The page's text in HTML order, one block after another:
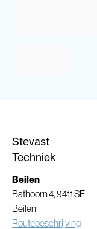
Stevast
Techniek
Beilen
Bathoorn 4, 9411 SE
Beilen
Routebeschrijving